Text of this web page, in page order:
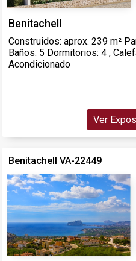
Benitachell
Construidos: aprox. 239 m²
Baños: 5 Dormitorios: 4 ,
Acondicionado
Ver
Benitachell VA-22449